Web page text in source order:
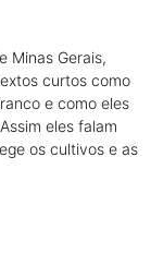
Minas Gerais,
curtos como
e como eles
eles falam
os cultivos e as